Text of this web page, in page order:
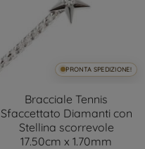
PRONTA SPEDIZIONE!
Bracciale Tennis
Sfaccettato Diamanti con
Stellina scorrevole
17.50cm x 1.70mm